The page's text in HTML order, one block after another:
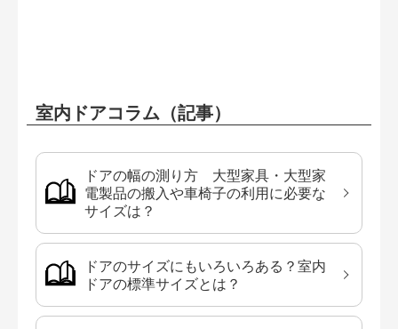
室内ドアコラム（記事）
ドアの幅の測り方 大型家具・大型家
電製品の搬入や車椅子の利用に必要な
サイズは？
ドアのサイズにもいろいろある？室内
ドアの標準サイズとは？